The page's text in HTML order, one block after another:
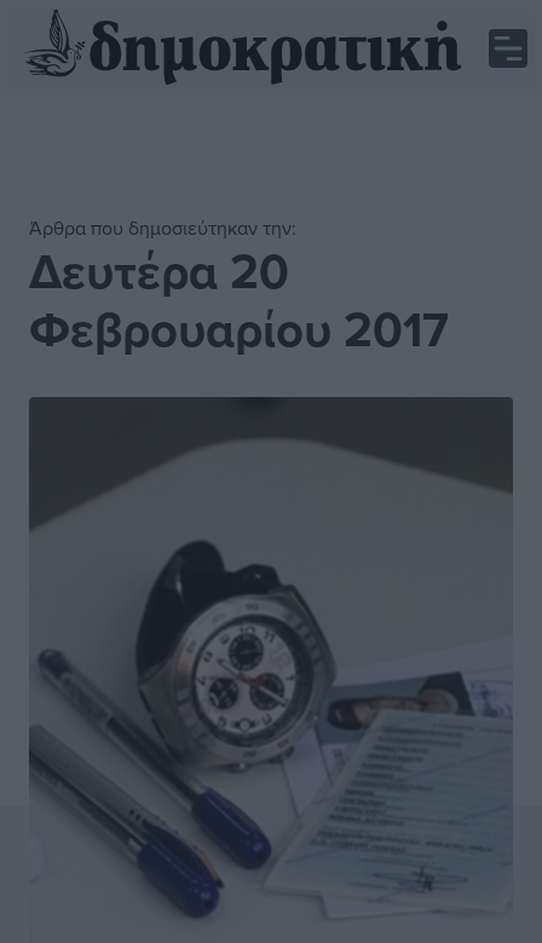
Άρθρα που δημοσιεύτηκαν την:
Δευτέρα 20
Φεβρουαρίου 2017